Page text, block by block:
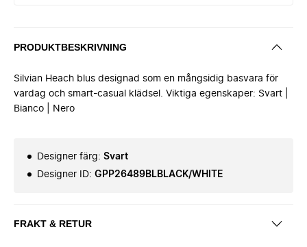
PRODUKTBESKRIVNING
Silvian Heach blus designad som en mångsidig basvara för
vardag och smart-casual klädsel. Viktiga egenskaper: Svart |
Bianco | Nero
Designer färg: Svart
Designer ID: GPP26489BLBLACK/WHITE
FRAKT & RETUR